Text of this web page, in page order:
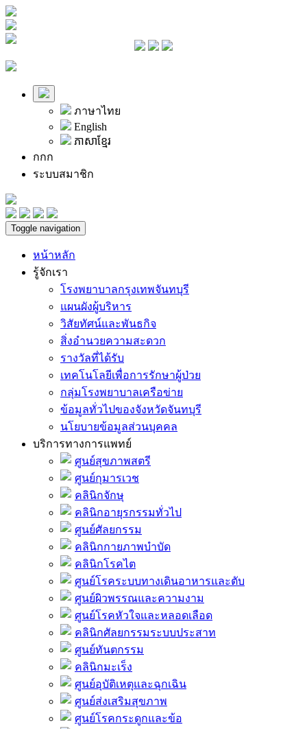
ภาษาไทย
English
ភាសាខ្មែរ
กกก
ระบบสมาชิก
Toggle navigation
หน้าหลัก
รู้จักเรา
โรงพยาบาลกรุงเทพจันทบุรี
แผนผังผู้บริหาร
วิสัยทัศน์และพันธกิจ
สิ่งอำนวยความสะดวก
รางวัลที่ได้รับ
เทคโนโลยีเพื่อการรักษาผู้ป่วย
กลุ่มโรงพยาบาลเครือข่าย
ข้อมูลทั่วไปของจังหวัดจันทบุรี
นโยบายข้อมูลส่วนบุคคล
บริการทางการแพทย์
ศูนย์สุขภาพสตรี
ศูนย์กุมารเวช
คลินิกจักษุ
คลินิกอายุรกรรมทั่วไป
ศูนย์ศัลยกรรม
คลินิกกายภาพบำบัด
คลินิกโรคไต
ศูนย์โรคระบบทางเดินอาหารและตับ
ศูนย์ผิวพรรณและความงาม
ศูนย์โรคหัวใจและหลอดเลือด
คลินิกศัลยกรรมระบบประสาท
ศูนย์ทันตกรรม
คลินิกมะเร็ง
ศูนย์อุบัติเหตุและฉุกเฉิน
ศูนย์ส่งเสริมสุขภาพ
ศูนย์โรคกระดูกและข้อ